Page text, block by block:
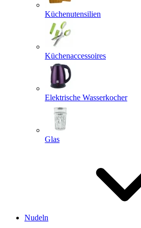
Küchenutensilien
Küchenaccessoires
Elektrische Wasserkocher
Glas
Nudeln